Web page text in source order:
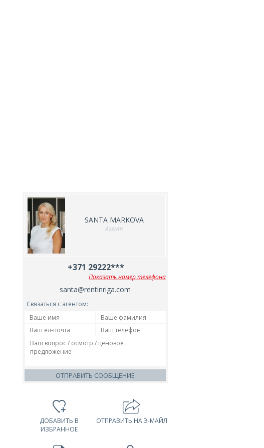
SANTA MARKOVA
Агент
+371 29222***
Показать номер телефона
santa@rentinriga.com
Связаться с агентом:
ОТПРАВИТЬ СООБЩЕНИЕ
ДОБАВИТЬ В
ИЗБРАННОЕ
ОТПРАВИТЬ НА Э-МАЙЛ